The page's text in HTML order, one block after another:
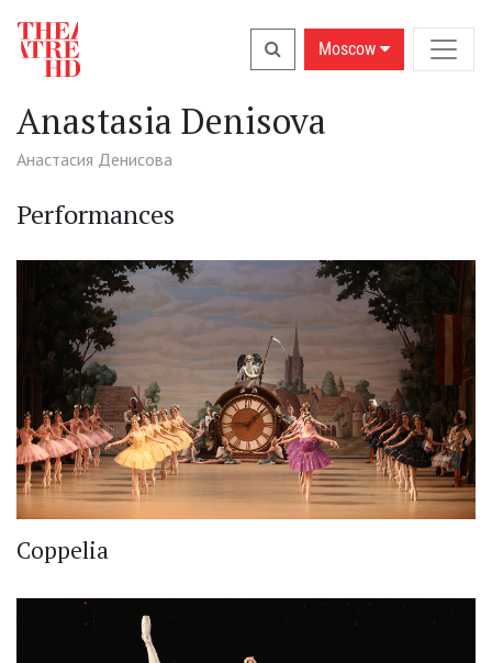
Moscow
Anastasia Denisova
Анастасия Денисова
Performances
Coppelia